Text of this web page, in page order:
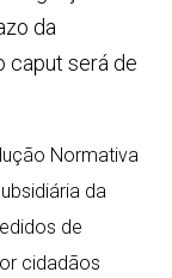
da
caput será de
Normativa
da
de
cidadãos